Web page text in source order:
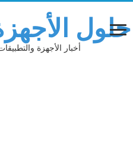
حلول
أخبار الأجهزة